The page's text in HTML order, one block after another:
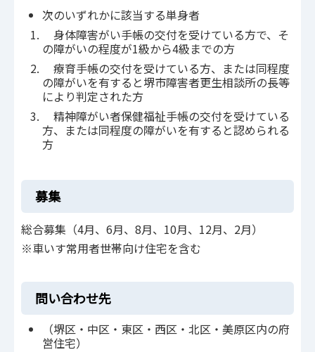
次のいずれかに該当する単身者
身体障害がい手帳の交付を受けている方で、そ
の障がいの程度が1級から4級までの方
療育手帳の交付を受けている方、または同程度
の障がいを有すると堺市障害者更生相談所の長等
により判定された方
精神障がい者保健福祉手帳の交付を受けている
方、または同程度の障がいを有すると認められる
方
募集
総合募集（4月、6月、8月、10月、12月、2月）
※車いす常用者世帯向け住宅を含む
問い合わせ先
（堺区・中区・東区・西区・北区・美原区内の府
営住宅）